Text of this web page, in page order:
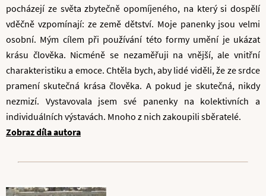
pocházejí ze světa zbytečně opomíjeného, na který si dospělí
vděčně vzpomínají: ze země dětství. Moje panenky jsou velmi
osobní. Mým cílem při používání této formy umění je ukázat
krásu člověka. Nicméně se nezaměřuji na vnější, ale vnitřní
charakteristiku a emoce. Chtěla bych, aby lidé viděli, že ze srdce
pramení skutečná krása člověka. A pokud je skutečná, nikdy
nezmizí. Vystavovala jsem své panenky na kolektivních a
individuálních výstavách. Mnoho z nich zakoupili sběratelé.
Zobraz díla autora